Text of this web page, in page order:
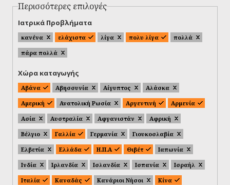
Περισσότερες επιλογές
Ιατρικά Προβλήματα
κανένα ελάχιστα λίγα πολυ λίγα
πολλά
πάρα πολλά
Χώρα καταγωγής
Αβάνα Αβησσυνία Αίγυπτος
Αλάσκα
Αμερική
Ανατολική Ρωσία Αργεντινή
Αρμενία
Ασία
Αυστραλία Αφγανιστάν
Αφρική
Βέλγιο
Γαλλία Γερμανία
Γιουκοσλαβία
Ελβετία
Ελλάδα Η.Π.Α Θιβέτ
Ιαπωνία
Ινδία
Ιρλανδία Ισλανδία Ισπανία
Ισραήλ
Ιταλία
Καναδάς Κανάριοι Νήσοι
Κίνα